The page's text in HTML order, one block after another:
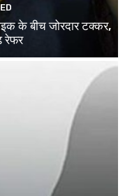
के बीच जोरदार टक्कर,
रेफर